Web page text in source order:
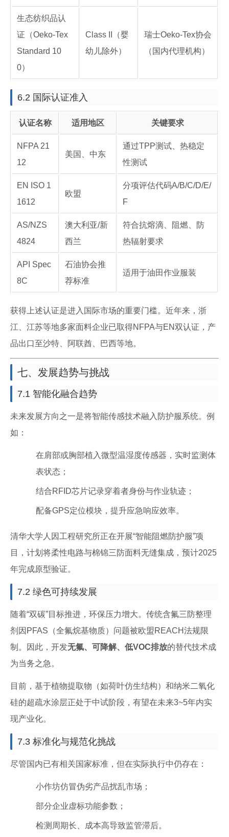
生态纺织品认
证（Oeko-Tex
Standard 10
0）
Class II（婴
幼儿除外）
瑞士Oeko-Tex协会
（国内代理机构）
6.2 国际认证准入
认证名称 适用地区 关键要求
NFPA 21
12
美国、中东
通过TPP测试、热稳定
性测试
EN ISO 1
1612
欧盟
分项评估代码A/B/C/D/E/
F
AS/NZS
4824
澳大利亚/新
西兰
符合抗熔滴、阻燃、防
热辐射要求
API Spec
8C
石油协会推
荐标准
适用于油田作业服装
获得上述认证是进入国际市场的重要门槛。近年来，浙
江、江苏等地多家面料企业已取得NFPA与EN双认证，产
品出口至沙特、阿联酋、巴西等地。
七、发展趋势与挑战
7.1 智能化融合趋势
未来发展方向之一是将智能传感技术融入防护服系统。例
如：
在肩部或胸部植入微型温湿度传感器，实时监测体
表状态；
结合RFID芯片记录穿着者身份与作业轨迹；
配备GPS定位模块，提升应急响应效率。
清华大学人因工程研究所正在开展“智能阻燃防护服”项
目，计划将柔性电路与棉锦三防面料无缝集成，预计2025
年完成原型验证。
7.2 绿色可持续发展
随着“双碳”目标推进，环保压力增大。传统含氟三防整理
剂因PFAS（全氟烷基物质）问题被欧盟REACH法规限
制。因此，开发无氟、可降解、低VOC排放的替代技术成
为当务之急。
目前，基于植物提取物（如荷叶仿生结构）和纳米二氧化
硅的超疏水涂层正处于中试阶段，有望在未来3~5年内实
现产业化。
7.3 标准化与规范化挑战
尽管国内已有相关国家标准，但在实际执行中仍存在：
小作坊仿冒伪劣产品扰乱市场；
部分企业虚标功能参数；
检测周期长、成本高导致监管滞后。